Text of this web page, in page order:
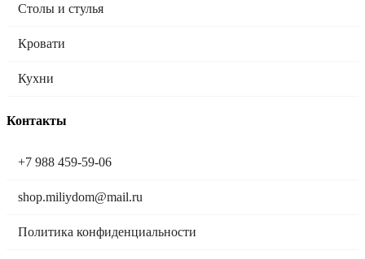
Столы и стулья
Кровати
Кухни
Контакты
+7 988 459-59-06
shop.miliydom@mail.ru
Политика конфиденциальности